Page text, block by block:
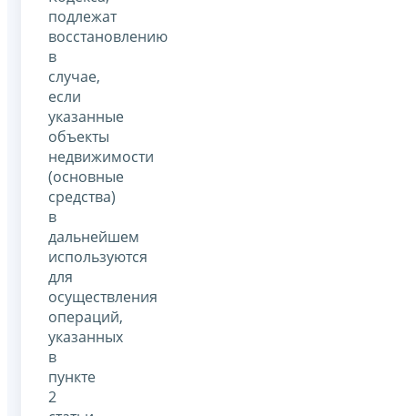
подлежат
восстановлению
в
случае,
если
указанные
объекты
недвижимости
(основные
средства)
в
дальнейшем
используются
для
осуществления
операций,
указанных
в
пункте
2